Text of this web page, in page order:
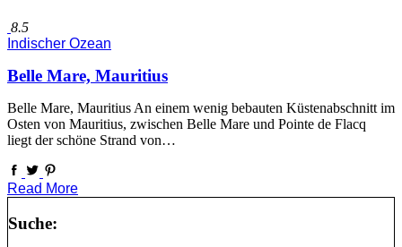
8.5
Indischer Ozean
Belle Mare, Mauritius
Belle Mare, Mauritius An einem wenig bebauten Küstenabschnitt im
Osten von Mauritius, zwischen Belle Mare und Pointe de Flacq
liegt der schöne Strand von…
Read More
Suche: